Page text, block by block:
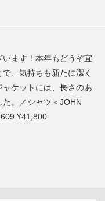
います！本年もどうぞ宜
、気持ちも新たに潔く
ケットには、長さのあ
。／シャツ＜JOHN
¥41,800